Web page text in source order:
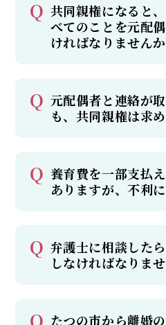
共同親権になると
べてのことを元配
ければなりません
元配偶者と連絡が
も、共同親権は求
養育費を一部支払
ありますが、不利
弁護士に相談した
しなければなりま
たつの市から離婚